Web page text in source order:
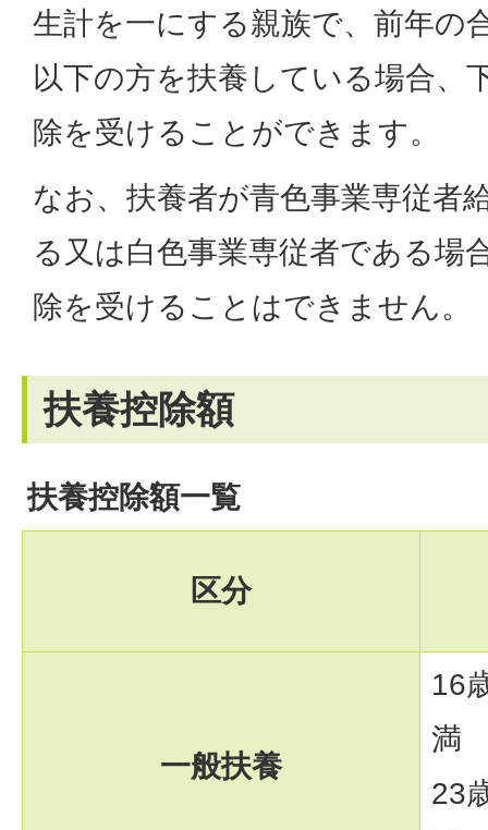
生計を一にする親族で、前年の
以下の方を扶養している場合、
除を受けることができます。
なお、扶養者が青色事業専従者
る又は白色事業専従者である場
除を受けることはできません。
扶養控除額
扶養控除額一覧
区分
一般扶養
16
満
23